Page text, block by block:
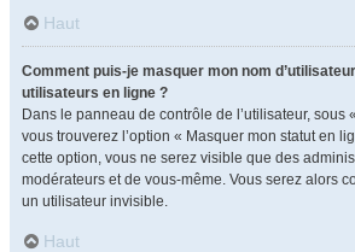
Haut
Comment puis-je masquer mon nom
utilisateurs en ligne ?
Dans le panneau de contrôle de l’utilisateur, sous
vous trouverez l’option « Masquer mon statut en
cette option, vous ne serez visible que des
modérateurs et de vous-même. Vous serez alors
un utilisateur invisible.
Haut